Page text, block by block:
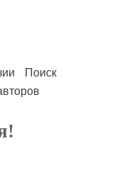
Поиск